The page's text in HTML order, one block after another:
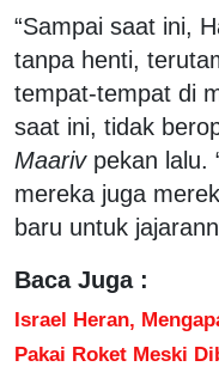
“Sampai saat ini,
tanpa henti,
tempat-tempat di
saat ini, tidak
Maarivpekan lalu.
mereka juga
baru untuk
Baca Juga :
Israel Heran,
Pakai Roket Meski